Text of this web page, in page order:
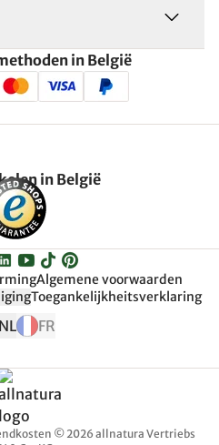
in België
in België
Algemene voorwaarden
Toegankelijkheitsverklaring
FR
© 2026 allnatura Vertriebs